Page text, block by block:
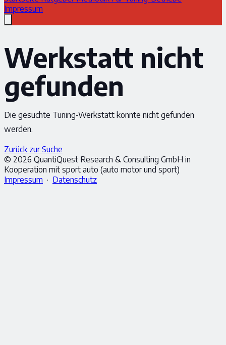
Impressum
Werkstatt nicht
gefunden
Die gesuchte Tuning-Werkstatt konnte nicht gefunden
werden.
Zurück zur Suche
© 2026 QuantiQuest Research & Consulting GmbH in
Kooperation mit sport auto (auto motor und sport)
Impressum · Datenschutz